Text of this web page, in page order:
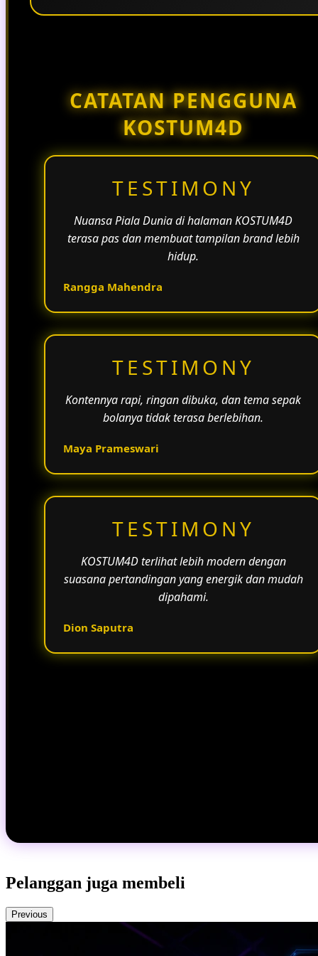
CATATAN PENGGUNA
KOSTUM4D
TESTIMONY
Nuansa Piala Dunia di halaman KOSTUM4D
terasa pas dan membuat tampilan brand lebih
hidup.
Rangga Mahendra
TESTIMONY
Kontennya rapi, ringan dibuka, dan tema sepak
bolanya tidak terasa berlebihan.
Maya Prameswari
TESTIMONY
KOSTUM4D terlihat lebih modern dengan
suasana pertandingan yang energik dan mudah
dipahami.
Dion Saputra
Pelanggan juga membeli
Previous